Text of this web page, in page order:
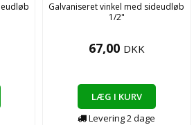
Galvaniseret vinkel med sideudløb
1/2"
67,00 DKK
LÆG I KURV
Levering2dage